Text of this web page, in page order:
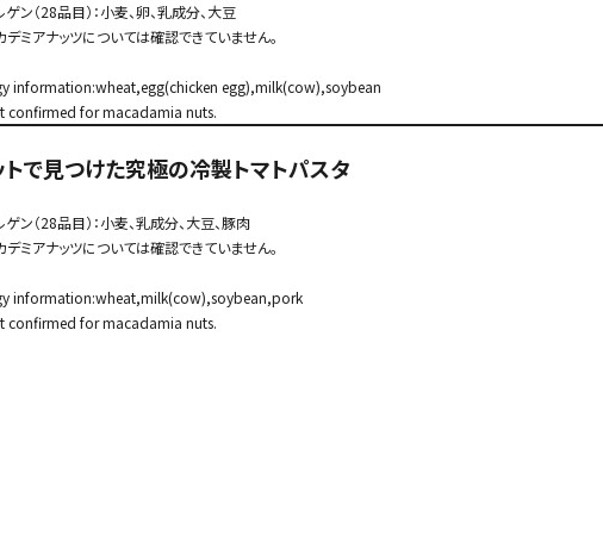
ゲン（28品目）：小麦、卵、乳成分、大豆
ミアナッツについては確認できていません。
information:wheat,egg(chicken egg),milk(cow),soybean
confirmed for macadamia nuts.
トで見つけた究極の冷製トマトパスタ
ゲン（28品目）：小麦、乳成分、大豆、豚肉
ミアナッツについては確認できていません。
information:wheat,milk(cow),soybean,pork
confirmed for macadamia nuts.